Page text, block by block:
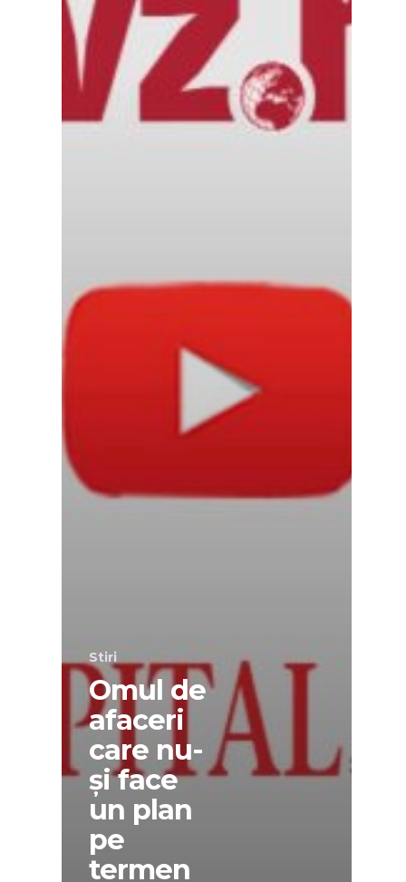
Stiri
Omul de
afaceri
care nu-
și face
un plan
pe
termen